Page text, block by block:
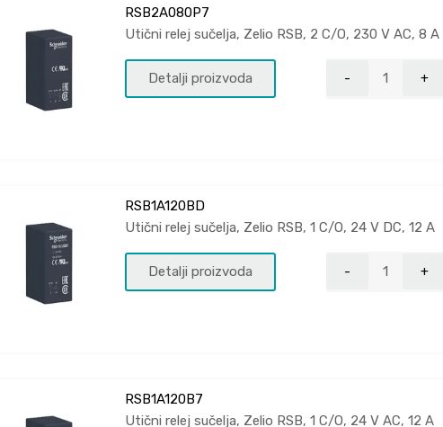
RSB2A080P7
Utični relej sučelja, Zelio RSB, 2 C/O, 230 V AC, 8 A
Detalji proizvoda
RSB1A120BD
Utični relej sučelja, Zelio RSB, 1 C/O, 24 V DC, 12 A
Detalji proizvoda
RSB1A120B7
Utični relej sučelja, Zelio RSB, 1 C/O, 24 V AC, 12 A